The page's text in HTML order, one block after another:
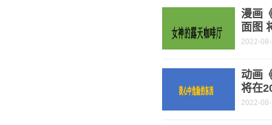
漫画
面图
2022-
动画
将在
2022-